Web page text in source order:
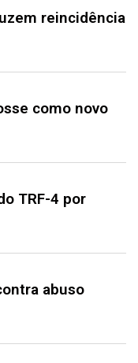
reincidência
como novo
TRF-4 por
abuso